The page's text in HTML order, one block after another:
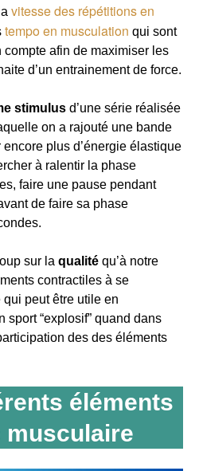
vitesse des répétitions en
tempo en musculation qui sont
afin de maximiser les
d’un entrainement de force.
stimulus d’une série réalisée
on a rajouté une bande
plus d’énergie élastique
à ralentir la phase
faire une pause pendant
de faire sa phase
sur la qualité qu’à notre
contractiles à se
peut être utile en
sport “explosif” quand dans
des des éléments
éléments
musculaire